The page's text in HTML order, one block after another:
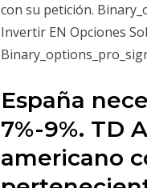
con su petición.
Invertir EN Opciones
España
7%-9%. TD
americano